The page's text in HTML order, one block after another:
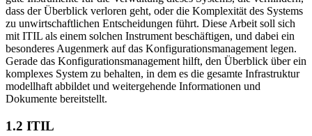
dass der Überblick verloren geht, oder die Komplexität des Systems
zu unwirtschaftlichen Entscheidungen führt. Diese Arbeit soll sich
mit ITIL als einem solchen Instrument beschäftigen, und dabei ein
besonderes Augenmerk auf das Konfigurationsmanagement legen.
Gerade das Konfigurationsmanagement hilft, den Überblick über ein
komplexes System zu behalten, in dem es die gesamte Infrastruktur
modellhaft abbildet und weitergehende Informationen und
Dokumente bereitstellt.
1.2 ITIL